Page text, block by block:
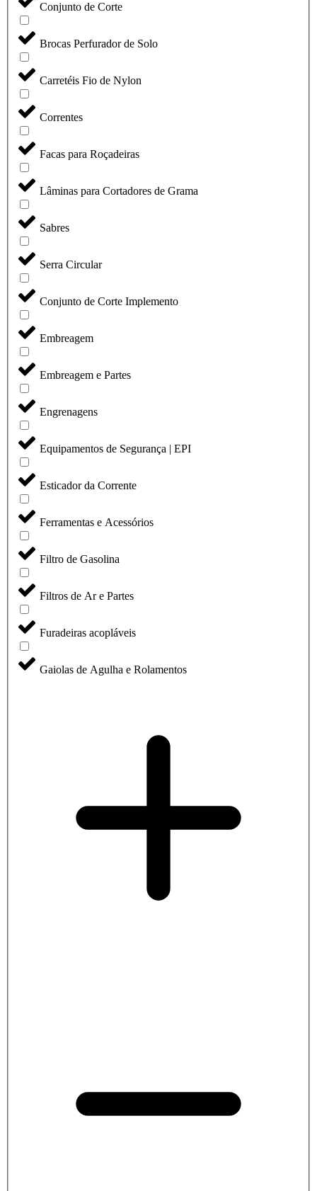
Conjunto de Corte
Brocas Perfurador de Solo
Carretéis Fio de Nylon
Correntes
Facas para Roçadeiras
Lâminas para Cortadores de Grama
Sabres
Serra Circular
Conjunto de Corte Implemento
Embreagem
Embreagem e Partes
Engrenagens
Equipamentos de Segurança | EPI
Esticador da Corrente
Ferramentas e Acessórios
Filtro de Gasolina
Filtros de Ar e Partes
Furadeiras acopláveis
Gaiolas de Agulha e Rolamentos